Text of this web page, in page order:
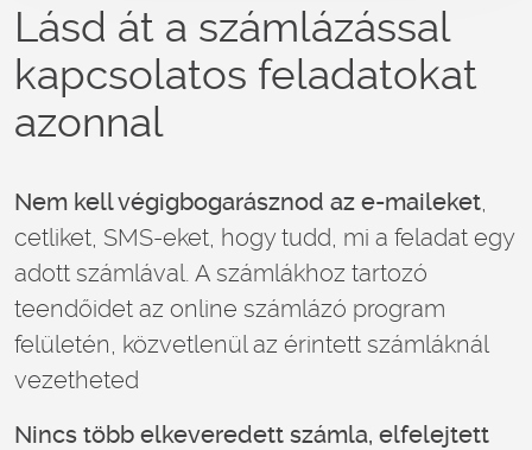
Lásd át a számlázással
kapcsolatos feladatokat
azonnal
Nem kell végigbogarásznod az e-maileket,
cetliket, SMS-eket, hogy tudd, mi a feladat egy
adott számlával. A számlákhoz tartozó
teendőidet az online számlázó program
felületén, közvetlenül az érintett számláknál
vezetheted
Nincs több elkeveredett számla, elfelejtett